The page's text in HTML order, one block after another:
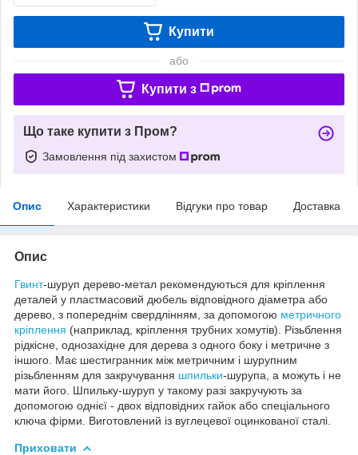
Купити
або
Купити з
Що таке купити з Пром?
Замовлення під захистом
Опис Характеристики Відгуки про товар Доставка
Опис
Гвинт-шуруп дерево-метал рекомендуються для кріплення
деталей у пластмасовий дюбель відповідного діаметра або
дерево, з попереднім свердлінням, за допомогою метричного
кріплення (наприклад, кріплення трубних хомутів). Різьблення
рідкісне, однозахідне для дерева з одного боку і метричне з
іншого. Має шестигранник між метричним і шурупним
різьбленням для закручування шпильки-шурупа, а можуть і не
мати його. Шпильку-шуруп у такому разі закручують за
допомогою однієї - двох відповідних гайок або спеціального
ключа фірми. Виготовлений із вуглецевої оцинкованої сталі.
Приховати